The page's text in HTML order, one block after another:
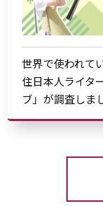
世界で使われて
住日本人ライタ
ブ」が調査しま